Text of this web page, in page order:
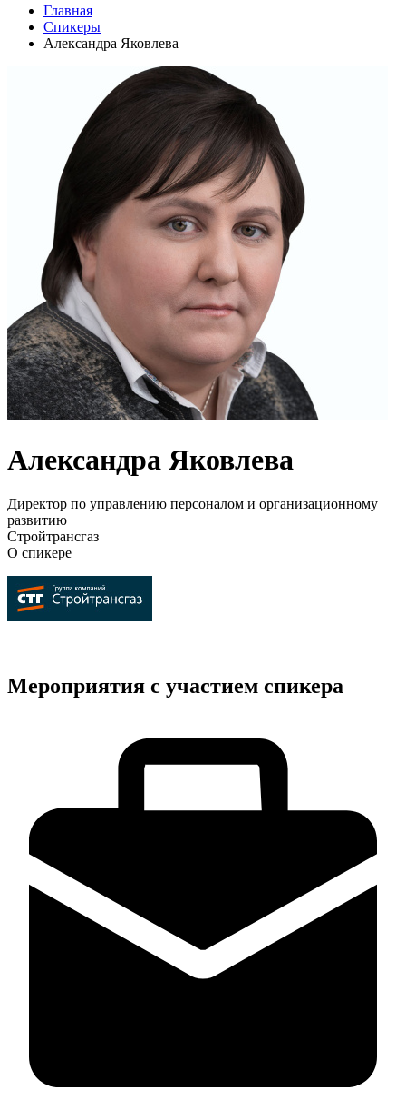
Главная
Спикеры
Александра Яковлева
Александра Яковлева
Директор по управлению персоналом и организационному
развитию
Стройтрансгаз
О спикере
Мероприятия с участием спикера